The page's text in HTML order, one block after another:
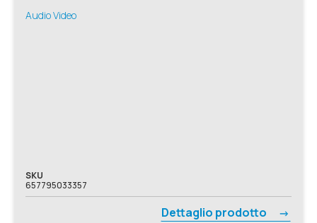
Audio Video
SKU
657795033357
Dettaglio prodotto